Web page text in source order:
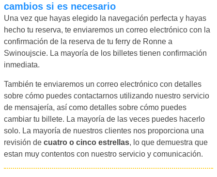
cambios si es necesario
Una vez que hayas elegido la navegación perfecta y hayas
hecho tu reserva, te enviaremos un correo electrónico con la
confirmación de la reserva de tu ferry de Ronne a
Swinoujscie. La mayoría de los billetes tienen confirmación
inmediata.
También te enviaremos un correo electrónico con detalles
sobre cómo puedes contactarnos utilizando nuestro servicio
de mensajería, así como detalles sobre cómo puedes
cambiar tu billete. La mayoría de las veces puedes hacerlo
solo. La mayoría de nuestros clientes nos proporciona una
revisión de cuatro o cinco estrellas, lo que demuestra que
estan muy contentos con nuestro servicio y comunicación.